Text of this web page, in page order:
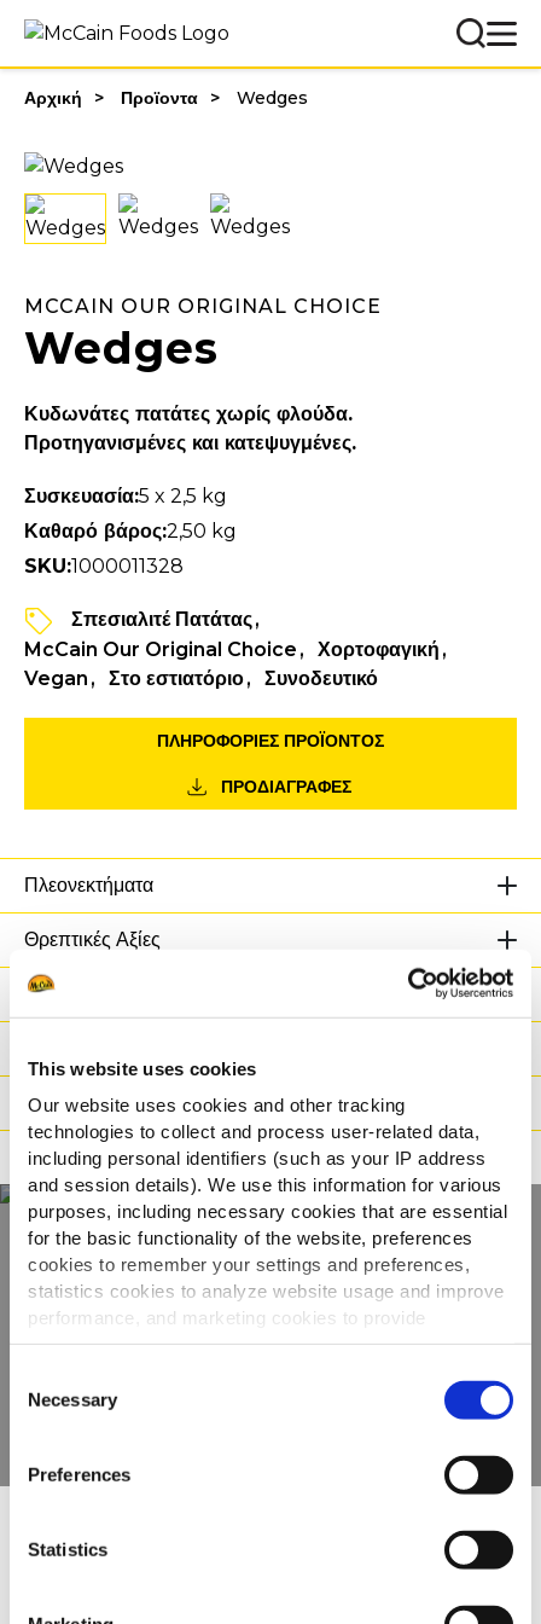
This website uses cookies
Our website uses cookies and other tracking
technologies to collect and process user-related data,
including personal identifiers (such as your IP address
and session details). We use this information for various
purposes, including necessary cookies that are essential
for the basic functionality of the website, preferences
cookies to remember your settings and preferences,
statistics cookies to analyze website usage and improve
performance, and marketing cookies to provide
personalized content and advertising.
By clicking 'Allow all cookies', you consent to the use of
all cookies. If you'd like to customize your preferences,
you can do so by clicking the options below and selecting
'Allow selection.'
To learn more about our cookies, click on "Show details."
You can withdraw or modify your consent at any time by
Selection
Necessary
Preferences
Statistics
Αρχική Προϊοντα Wedges
MCCAIN OUR ORIGINAL CHOICE
Wedges
Κυδωνάτες πατάτες χωρίς φλούδα.
Προτηγανισμένες και κατεψυγμένες.
Συσκευασία:5 x 2,5 kg
Καθαρό βάρος:2,50 kg
SKU:1000011328
Σπεσιαλιτέ Πατάτας
McCain Our Original Choice
Χορτοφαγική
Vegan
Στο εστιατόριο Συνοδευτικό
ΠΛΗΡΟΦΟΡΙΕΣ ΠΡΟΪΌΝΤΟΣ
ΠΡΟΔΙΑΓΡΑΦΕΣ
Πλεονεκτήματα
Θρεπτικές Αξίες
Συστατικά
Οδηγίες μαγειρέματος
Πιστοποιήσεις
Ανακαλύψτε την
πλήρη γκάμα μας
Άλλοι είδαν επίσης